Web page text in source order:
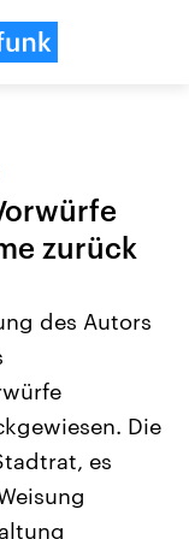
Beiträge,
und
die Vereinigten
Einfluss auf
zurück
des Autors
Die
es